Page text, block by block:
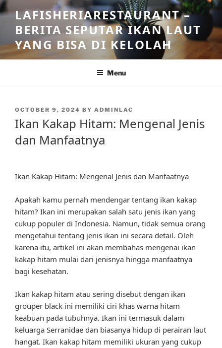
Skip
to
content
LAFISHERIARESTAURANT –
BERITA SEPUTAR IKAN LAUT
YANG BISA DI KELOLAH
Menu
POSTED
ON
OCTOBER 9, 2024 BY ADMINLAC
Ikan Kakap Hitam: Mengenal Jenis
dan Manfaatnya
Ikan Kakap Hitam: Mengenal Jenis dan Manfaatnya
Apakah kamu pernah mendengar tentang ikan kakap
hitam? Ikan ini merupakan salah satu jenis ikan yang
cukup populer di Indonesia. Namun, tidak semua orang
mengetahui tentang jenis ikan ini secara detail. Oleh
karena itu, artikel ini akan membahas mengenai ikan
kakap hitam mulai dari jenisnya hingga manfaatnya
bagi kesehatan.
Ikan kakap hitam atau sering disebut dengan ikan
grouper black ini memiliki ciri khas warna hitam
keabuan pada tubuhnya. Ikan ini termasuk dalam
keluarga Serranidae dan biasanya hidup di perairan laut
hangat. Ikan kakap hitam memiliki ukuran yang cukup